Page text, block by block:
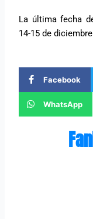
La última fecha
14-15 de
Facebook
WhatsApp